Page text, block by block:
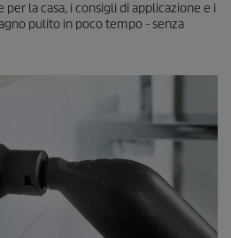
per la casa, i consigli di applicazione e i
pulito in poco tempo - senza